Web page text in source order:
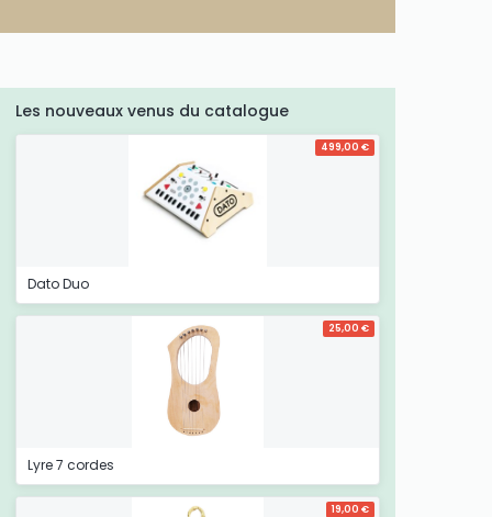
Les nouveaux venus du catalogue
499,00 €
Dato Duo
25,00 €
Lyre 7 cordes
19,00 €